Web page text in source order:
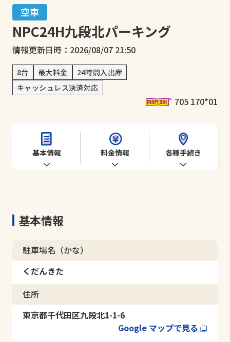
空車
NPC24H九段北パーキング
情報更新日時：2026/08/07 21:50
8台 最大料金
24時間入出庫
キャッシュレス決済対応
705 170*01
基本情報 料金情報 各種手続き
基本情報
駐車場名（かな）
くだんきた
住所
東京都千代田区九段北1-1-6
Google マップで見る